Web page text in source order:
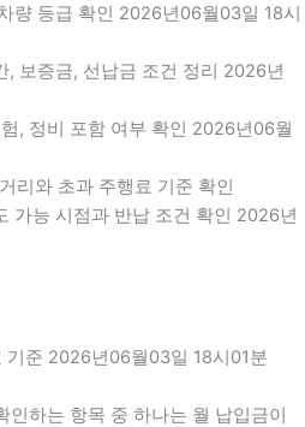
량 등급 확인 2026년06월03일 18시
, 보증금, 선납금 조건 정리 2026년
, 정비 포함 여부 확인 2026년06월
리와 초과 주행료 기준 확인
가능 시점과 반납 조건 확인 2026년
기준 2026년06월03일 18시01분
인하는 항목 중 하나는 월 납입금이